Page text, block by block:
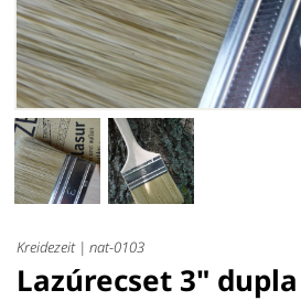
Kreidezeit | nat-0103
Lazúrecset 3" dupla